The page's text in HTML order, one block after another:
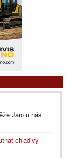
Jaro u nás
chladivý